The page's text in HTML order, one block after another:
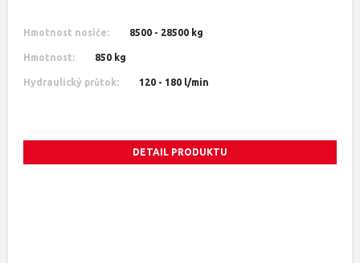
Hmotnost nosiče: 8500 - 28500 kg
Hmotnost: 850 kg
Hydraulický průtok: 120 - 180 l/min
DETAIL PRODUKTU